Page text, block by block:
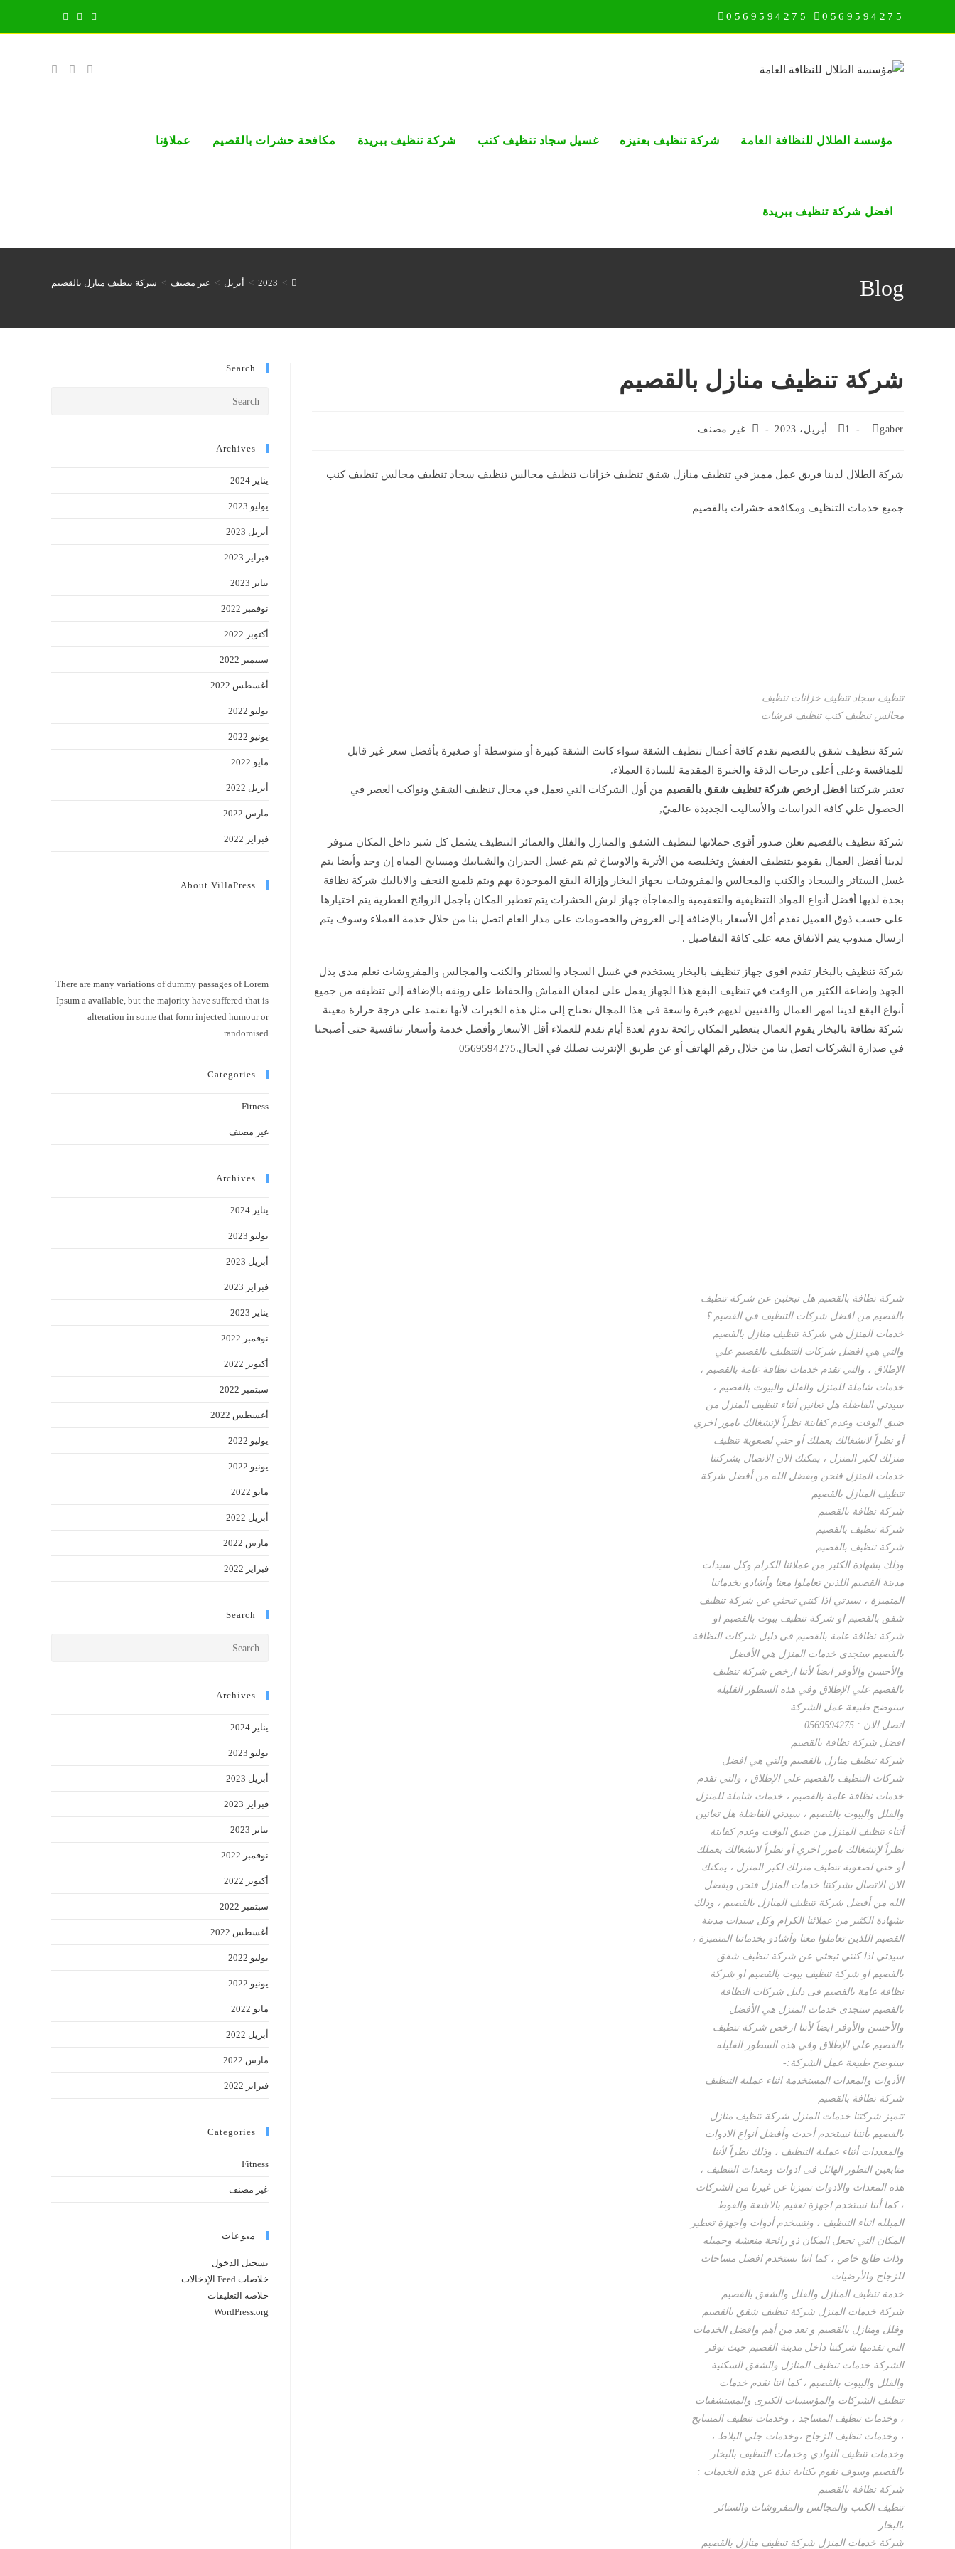
0569594275 0569594275
مؤسسة الطلال للنظافة العامة شركة تنظيف بعنيزه غسيل سجاد تنظيف كنب شركة تنظيف ببريدة مكافحة حشرات بالقصيم عملاؤنا
افضل شركة تنظيف ببريدة
Blog
>
2023
> أبريل > غير مصنف > شركة تنظيف منازل بالقصيم
شركة تنظيف منازل بالقصيم
Postgaber
Post
1 أبريل، 2023
Post
غير مصنف
شركة الطلال لدينا فريق عمل مميز في تنظيف منازل شقق تنظيف خزانات تنظيف مجالس تنظيف سجاد تنظيف مجالس تنظيف كنب
جميع خدمات التنظيف ومكافحة حشرات بالقصيم
تنظيف سجاد تنظيف خزانات تنظيف
مجالس تنظيف كنب تنظيف فرشات
شركة تنظيف شقق بالقصيم نقدم كافة أعمال تنظيف الشقة سواء كانت الشقة كبيرة أو متوسطة أو صغيرة بأفضل سعر غير قابل
للمنافسة وعلى أعلى درجات الدقة والخبرة المقدمة للسادة العملاء.
تعتبر شركتنا افضل ارخص شركة تنظيف شقق بالقصيم من أول الشركات التي تعمل في مجال تنظيف الشقق ونواكب العصر في
الحصول علي كافة الدراسات والأساليب الجديدة عالميً,
شركة تنظيف بالقصيم تعلن صدور أقوى حملاتها لتنظيف الشقق والمنازل والفلل والعمائر التنظيف يشمل كل شبر داخل المكان متوفر
لدينا أفضل العمال يقومو بتنظيف العفش وتخليصه من الأتربة والاوساخ ثم يتم غسل الجدران والشبابيك ومسابح المياه إن وجد وأيضا يتم
غسل الستائر والسجاد والكنب والمجالس والمفروشات بجهاز البخار وإزالة البقع الموجودة بهم ويتم تلميع النجف والاباليك شركة نظافة
بجدة لديها أفضل أنواع المواد التنظيفية والتعقيمية والمفاجأة جهاز لرش الحشرات يتم تعطير المكان بأجمل الروائح العطرية يتم اختيارها
على حسب ذوق العميل نقدم أقل الأسعار بالإضافة إلى العروض والخصومات على مدار العام اتصل بنا من خلال خدمة العملاء وسوف يتم
ارسال مندوب يتم الاتفاق معه على كافة التفاصيل .
شركة تنظيف بالبخار تقدم اقوى جهاز تنظيف بالبخار يستخدم في غسل السجاد والستائر والكنب والمجالس والمفروشات نعلم مدى بذل
الجهد وإضاعة الكثير من الوقت في تنظيف البقع هذا الجهاز يعمل على لمعان القماش والحفاظ على رونقه بالإضافة إلى تنظيفه من جميع
أنواع البقع لدينا امهر العمال والفنيين لديهم خبرة واسعة في هذا المجال تحتاج إلى مثل هذه الخبرات لأنها تعتمد على درجة حرارة معينة
شركة نظافة بالبخار يقوم العمال بتعطير المكان رائحة تدوم لعدة أيام نقدم للعملاء أقل الأسعار وأفضل خدمة وأسعار تنافسية حتى أصبحنا
في صدارة الشركات اتصل بنا من خلال رقم الهاتف أو عن طريق الإنترنت نصلك في الحال.0569594275
شركة نظافة بالقصيم هل تبحثين عن شركة تنظيف
بالقصيم من افضل شركات التنظيف في القصيم ؟
خدمات المنزل هي شركة تنظيف منازل بالقصيم
والتي هي افضل شركات التنظيف بالقصيم علي
الإطلاق ، والتي تقدم خدمات نظافة عامة بالقصيم ،
خدمات شاملة للمنزل والفلل والبيوت بالقصيم ،
سيدتي الفاضلة هل تعانين أثناء تنظيف المنزل من
ضيق الوقت وعدم كفايتة نظراً لإنشغالك بامور اخري
أو نظراً لانشغالك بعملك أو حتي لصعوبة تنظيف
منزلك لكبر المنزل ، يمكنك الان الاتصال بشركتنا
خدمات المنزل فنحن وبفضل الله من أفضل شركة
تنظيف المنازل بالقصيم
شركة نظافة بالقصيم
شركة تنظيف بالقصيم
شركة تنظيف بالقصيم
وذلك بشهادة الكثير من عملائنا الكرام وكل سيدات
مدينة القصيم اللذين تعاملوا معنا وأشادو بخدماتنا
المتميزة ، سيدتي اذا كنتي تبحثي عن شركة تنظيف
شقق بالقصيم او شركة تنظيف بيوت بالقصيم او
شركة نظافة عامة بالقصيم فى دليل شركات النظافة
بالقصيم ستجدى خدمات المنزل هي الأفضل
والأحسن والأوفر ايضاً لأننا ارخص شركة تنظيف
بالقصيم علي الإطلاق وفي هذه السطور القليله
سنوضح طبيعة عمل الشركة .
اتصل الان : 0569594275
افضل شركة نظافة بالقصيم
شركة تنظيف منازل بالقصيم والتي هي افضل
شركات التنظيف بالقصيم علي الإطلاق ، والتي تقدم
خدمات نظافة عامة بالقصيم ، خدمات شاملة للمنزل
والفلل والبيوت بالقصيم ، سيدتي الفاضلة هل تعانين
أثناء تنظيف المنزل من ضيق الوقت وعدم كفايتة
نظراً لإنشغالك بامور اخري أو نظراً لانشغالك بعملك
أو حتي لصعوبة تنظيف منزلك لكبر المنزل ، يمكنك
الان الاتصال بشركتنا خدمات المنزل فنحن وبفضل
الله من أفضل شركة تنظيف المنازل بالقصيم ، وذلك
بشهادة الكثير من عملائنا الكرام وكل سيدات مدينة
القصيم اللذين تعاملوا معنا وأشادو بخدماتنا المتميزة ،
سيدتي اذا كنتي تبحثي عن شركة تنظيف شقق
بالقصيم او شركة تنظيف بيوت بالقصيم او شركة
نظافة عامة بالقصيم فى دليل شركات النظافة
بالقصيم ستجدى خدمات المنزل هي الأفضل
والأحسن والأوفر ايضاً لأننا ارخص شركة تنظيف
بالقصيم علي الإطلاق وفي هذه السطور القليله
سنوضح طبيعة عمل الشركة:-
الأدوات والمعدات المستخدمة اثناء عملية التنظيف
شركة نظافة بالقصيم
تتميز شركتنا خدمات المنزل شركة تنظيف منازل
بالقصيم بأنننا نستخدم أحدث وأفضل أنواع الادوات
والمعددات أثناء عملية التنظيف ، وذلك نظراً لأننا
متابعين التطور الهائل فى ادوات ومعدات التنظيف ،
هذه المعدات والادوات تميزنا عن غيرنا من الشركات
، كما أننا نستخدم اجهزة تعقيم بالاشعة والفوط
المبلله اثناء التنظيف ، ونتسخدم أدوات واجهزة تعطير
المكان التي تجعل المكان ذو رائحة منعشة وجميله
وذات طابع خاص ، كما اننا نستخدم افضل مساحات
للزجاج والأرضيات .
خدمة تنظيف المنازل والفلل والشقق بالقصيم
شركة خدمات المنزل شركة تنظيف شقق بالقصيم
وفلل ومنازل بالقصيم و تعد من أهم وافضل الخدمات
التي تقدمها شركتنا داخل مدينة القصيم حيث توفر
الشركة خدمات تنظيف المنازل والشقق السكنية
والفلل والبيوت بالقصيم ، كما اننا نقدم خدمات
تنظيف الشركات والمؤسسات الكبرى والمستشفيات
، وخدمات تنظيف المساجد ، وخدمات تنظيف المسابح
، وخدمات تنظيف الزجاج ،وخدمات جلي البلاط ،
وخدمات تنظيف النوادي وخدمات التنظيف بالبخار
بالقصيم وسوف نقوم بكتابة نبذة عن هذه الخدمات :
شركة نظافة بالقصيم
تنظيف الكنب والمجالس والمفروشات والستائر
بالبخار
شركة خدمات المنزل شركة تنظيف منازل بالقصيم
Search
Archives
يناير 2024
يوليو 2023
أبريل 2023
فبراير 2023
يناير 2023
نوفمبر 2022
أكتوبر 2022
سبتمبر 2022
أغسطس 2022
يوليو 2022
يونيو 2022
مايو 2022
أبريل 2022
مارس 2022
فبراير 2022
About VillaPress
There are many variations of dummy passages of Lorem
Ipsum a available, but the majority have suffered that is
alteration in some that form injected humour or
randomised.
Categories
Fitness
غير مصنف
Archives
يناير 2024
يوليو 2023
أبريل 2023
فبراير 2023
يناير 2023
نوفمبر 2022
أكتوبر 2022
سبتمبر 2022
أغسطس 2022
يوليو 2022
يونيو 2022
مايو 2022
أبريل 2022
مارس 2022
فبراير 2022
Search
Archives
يناير 2024
يوليو 2023
أبريل 2023
فبراير 2023
يناير 2023
نوفمبر 2022
أكتوبر 2022
سبتمبر 2022
أغسطس 2022
يوليو 2022
يونيو 2022
مايو 2022
أبريل 2022
مارس 2022
فبراير 2022
Categories
Fitness
غير مصنف
منوعات
تسجيل الدخول
خلاصات Feed الإدخالات
خلاصة التعليقات
WordPress.org